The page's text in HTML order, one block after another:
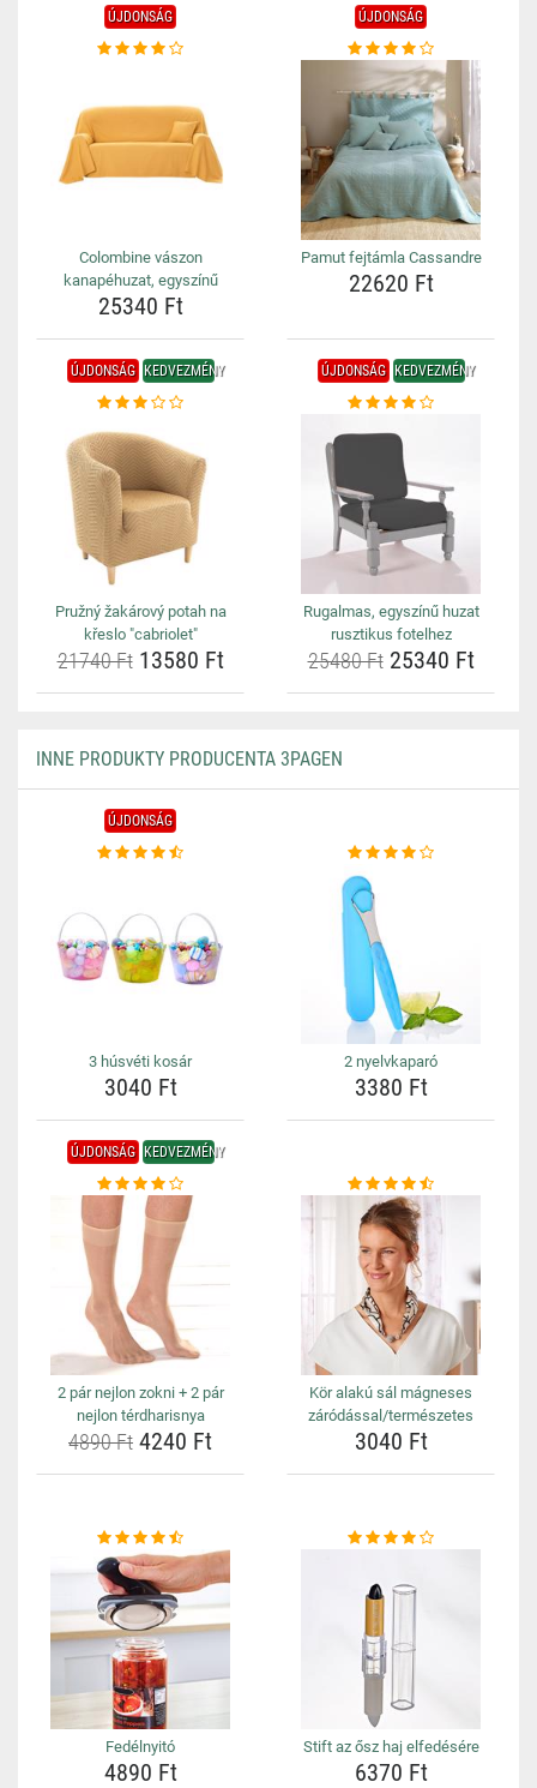
ÚJDONSÁG
Colombine vászon
kanapéhuzat, egyszínű
25340 Ft
ÚJDONSÁG
Pamut fejtámla Cassandre
22620 Ft
ÚJDONSÁG KEDVEZMÉNY
Pružný žakárový potah na
křeslo "cabriolet"
21740 Ft13580 Ft
ÚJDONSÁG KEDVEZMÉNY
Rugalmas, egyszínű huzat
rusztikus fotelhez
25480 Ft25340 Ft
INNE PRODUKTY PRODUCENTA 3PAGEN
ÚJDONSÁG
3 húsvéti kosár
3040 Ft
2 nyelvkaparó
3380 Ft
ÚJDONSÁG KEDVEZMÉNY
2 pár nejlon zokni + 2 pár
nejlon térdharisnya
4890 Ft 4240 Ft
Kör alakú sál mágneses
záródással/természetes
3040 Ft
Fedélnyitó
4890 Ft
Stift az ősz haj elfedésére
6370 Ft